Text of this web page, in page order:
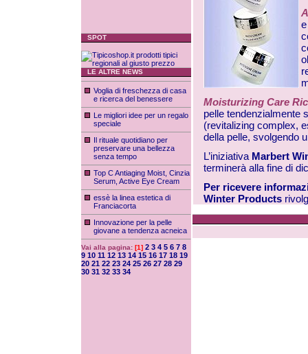
SPOT
LE ALTRE NEWS
Voglia di freschezza di casa
e ricerca del benessere
Le migliori idee per un regalo
speciale
Il rituale quotidiano per
preservare una bellezza
senza tempo
Top C Antiaging Moist, Cinzia
Serum, Active Eye Cream
essè la linea estetica di
Franciacorta
Innovazione per la pelle
giovane a tendenza acneica
Vai alla pagina: [1] 2 3 4 5 6 7 8
9 10 11 12 13 14 15 16 17 18 19
20 21 22 23 24 25 26 27 28 29
30 31 32 33 34
Moisturizing Care
pelle tendenzialmente
(revitalizing complex,
della pelle, svolgendo
L’iniziativa Marbert
terminerà alla fine di
Per ricevere
Winter Products